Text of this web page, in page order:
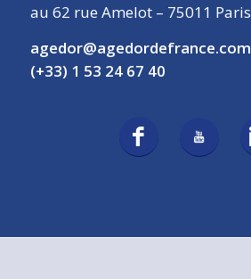
au 62 rue Amelot – 75011 Paris
agedor@agedordefrance.com
(+33) 1 53 24 67 40